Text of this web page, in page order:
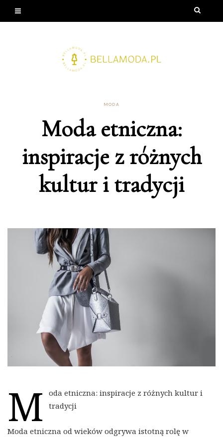
MODA
Moda etniczna:
inspiracje z różnych
kultur i tradycji
M
oda etniczna: inspiracje z różnych kultur i
tradycji
Moda etniczna od wieków odgrywa istotną rolę w